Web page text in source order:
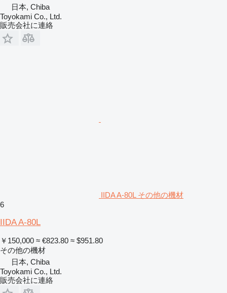
日本, Chiba
Toyokami Co., Ltd.
販売会社に連絡
IIDA A-80L その他の機材
6
IIDA A-80L
￥150,000 ≈ €823.80 ≈ $951.80
その他の機材
日本, Chiba
Toyokami Co., Ltd.
販売会社に連絡